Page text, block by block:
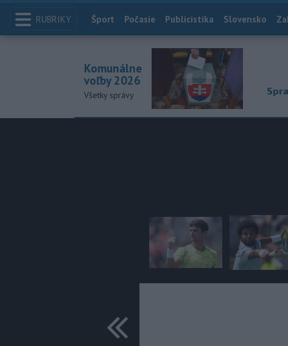
RUBRIKY Index
Šport Počasie Publicistika Slovensko
Komunálne
voľby 2026
Všetky správy